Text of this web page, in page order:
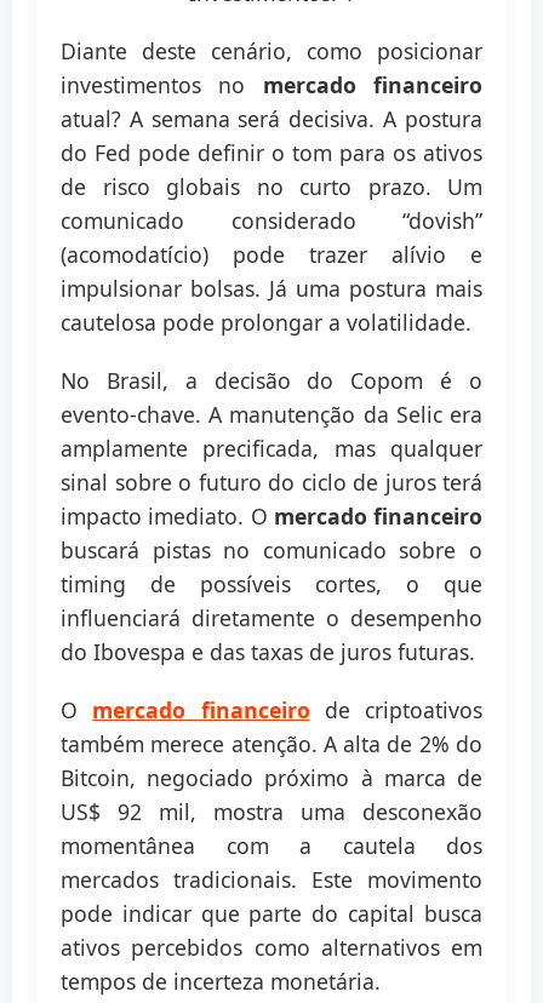
Diante deste cenário, como posicionar
investimentos no mercado financeiro
atual? A semana será decisiva. A postura
do Fed pode definir o tom para os ativos
de risco globais no curto prazo. Um
comunicado considerado “dovish”
(acomodatício) pode trazer alívio e
impulsionar bolsas. Já uma postura mais
cautelosa pode prolongar a volatilidade.
No Brasil, a decisão do Copom é o
evento-chave. A manutenção da Selic era
amplamente precificada, mas qualquer
sinal sobre o futuro do ciclo de juros terá
impacto imediato. O mercado financeiro
buscará pistas no comunicado sobre o
timing de possíveis cortes, o que
influenciará diretamente o desempenho
do Ibovespa e das taxas de juros futuras.
O mercado financeiro de criptoativos
também merece atenção. A alta de 2% do
Bitcoin, negociado próximo à marca de
US$ 92 mil, mostra uma desconexão
momentânea com a cautela dos
mercados tradicionais. Este movimento
pode indicar que parte do capital busca
ativos percebidos como alternativos em
tempos de incerteza monetária.